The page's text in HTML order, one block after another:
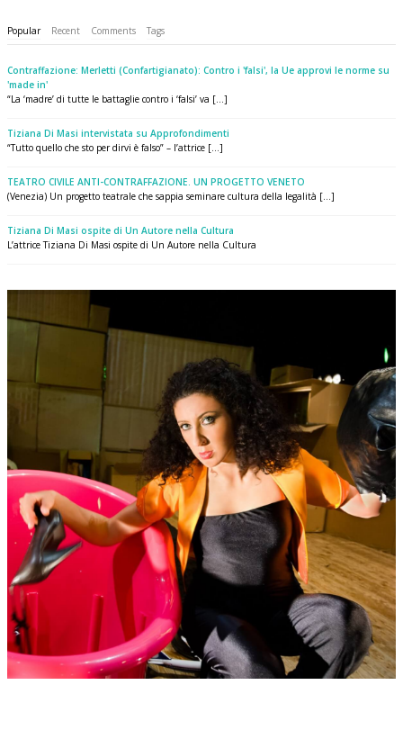
Popular Recent Comments Tags
Contraffazione: Merletti (Confartigianato): Contro i 'falsi', la Ue approvi le norme su
'made in'
“La ‘madre’ di tutte le battaglie contro i ‘falsi’ va [...]
Tiziana Di Masi intervistata su Approfondimenti
“Tutto quello che sto per dirvi è falso” – l’attrice [...]
TEATRO CIVILE ANTI-CONTRAFFAZIONE. UN PROGETTO VENETO
(Venezia) Un progetto teatrale che sappia seminare cultura della legalità [...]
Tiziana Di Masi ospite di Un Autore nella Cultura
L’attrice Tiziana Di Masi ospite di Un Autore nella Cultura